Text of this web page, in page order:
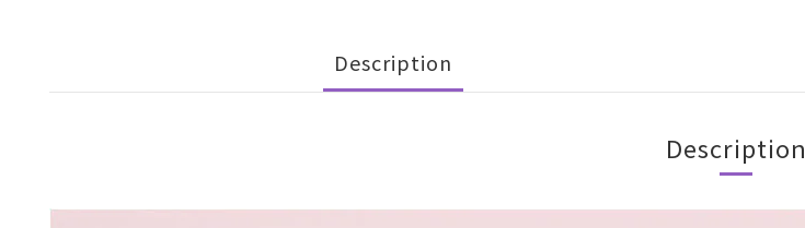
Description
Description